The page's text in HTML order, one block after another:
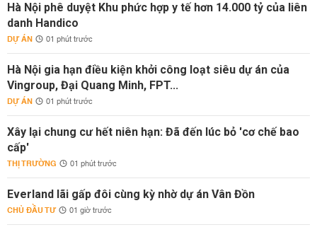
Hà Nội phê duyệt Khu phức hợp y tế hơn 14.000 tỷ của liên
danh Handico
DỰ ÁN 01 phút trước
Hà Nội gia hạn điều kiện khởi công loạt siêu dự án của
Vingroup, Đại Quang Minh, FPT...
DỰ ÁN 01 phút trước
Xây lại chung cư hết niên hạn: Đã đến lúc bỏ 'cơ chế bao
cấp'
THỊ TRƯỜNG 01 phút trước
Everland lãi gấp đôi cùng kỳ nhờ dự án Vân Đồn
CHỦ ĐẦU TƯ 01 giờ trước